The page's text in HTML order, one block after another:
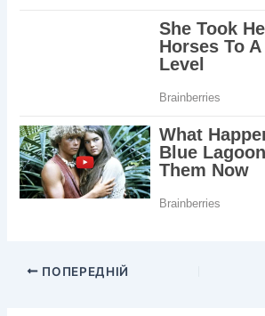
ПОПЕРЕДНІЙ